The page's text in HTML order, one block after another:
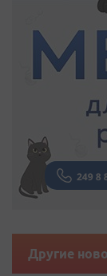
Другие